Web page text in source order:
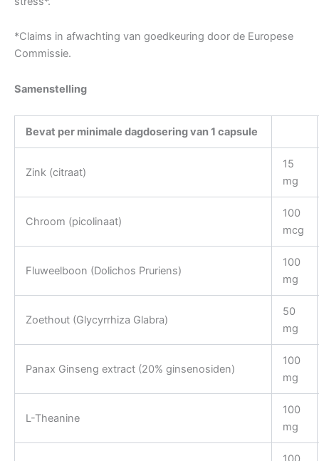
*Claims in afwachting van goedkeuring door de Europese
Commissie.
Samenstelling
Bevat per minimale dagdosering van 1 capsule
Zink (citraat)
15
mg
Chroom (picolinaat)
100
mcg
Fluweelboon (Dolichos Pruriens)
100
mg
Zoethout (Glycyrrhiza Glabra)
50
mg
Panax Ginseng extract (20% ginsenosiden)
100
mg
L-Theanine
100
mg